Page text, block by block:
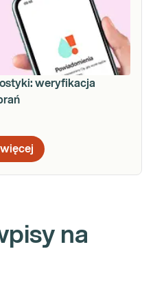
weryfikacja
na